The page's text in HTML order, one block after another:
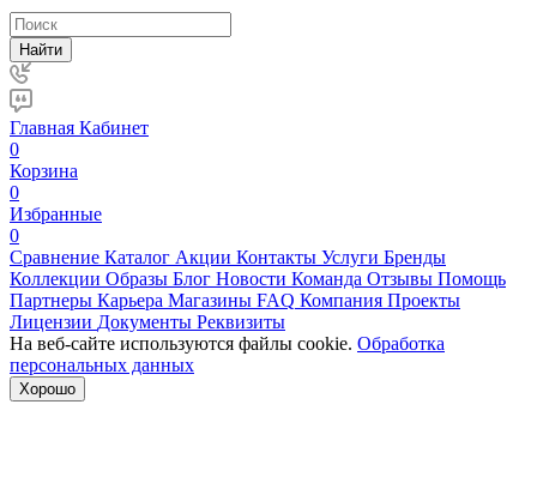
Найти
Главная Кабинет
0
Корзина
0
Избранные
0
Сравнение Каталог Акции Контакты Услуги Бренды
Коллекции Образы Блог Новости Команда Отзывы Помощь
Партнеры Карьера Магазины FAQ Компания Проекты
Лицензии Документы Реквизиты
На веб-сайте используются файлы cookie. Обработка
персональных данных
Хорошо